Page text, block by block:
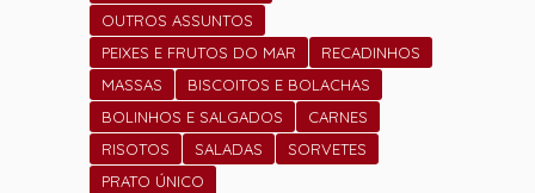
OUTROS ASSUNTOS
PEIXES E FRUTOS DO MAR
RECADINHOS
MASSAS
BISCOITOS E BOLACHAS
BOLINHOS E SALGADOS
CARNES
RISOTOS
SALADAS
SORVETES
PRATO ÚNICO